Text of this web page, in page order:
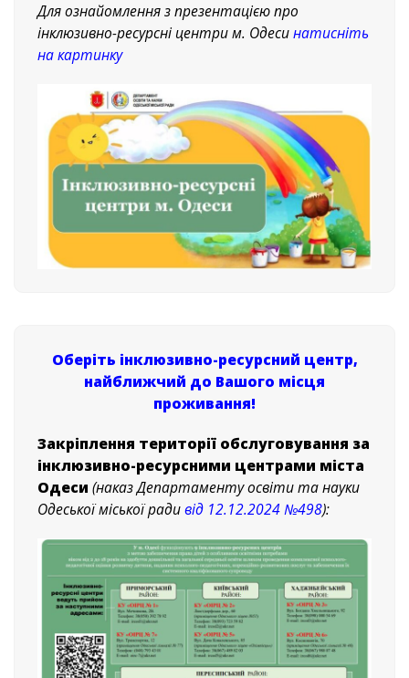
Для ознайомлення з презентацією про
інклюзивно-ресурсні центри м. Одесинатисніть
на картинку
Оберіть інклюзивно-ресурсний центр,
найближчий до Вашого місця
проживання!
Закріплення території обслуговування за
інклюзивно-ресурсними центрами міста
Одеси (наказ Департаменту освіти та науки
Одеської міської радивід 12.12.2024 №498):